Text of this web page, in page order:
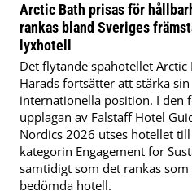
Arctic Bath prisas för
rankas bland Sveriges
lyxhotell
Det flytande spahotellet Arctic
Harads fortsätter att stärka sin
internationella position. I den
upplagan av Falstaff Hotel
Nordics 2026 utses hotellet
kategorin Engagement for
samtidigt som det rankas som
bedömda hotell.